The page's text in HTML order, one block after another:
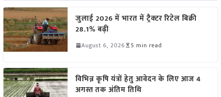
जुलाई 2026 में भारत में ट्रैक्टर रिटेल बिक्री
28.1% बढ़ी
August 6, 2026 5 min read
विभिन्न कृषि यंत्रों हेतु आवेदन के लिए आज 4
अगस्त तक अंतिम तिथि